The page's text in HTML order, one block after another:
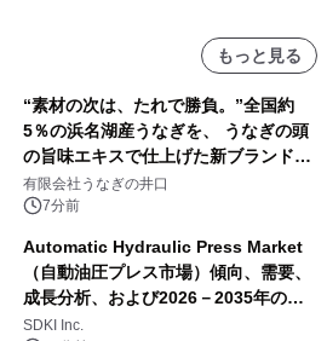
もっと見る
“素材の次は、たれで勝負。”全国約
5％の浜名湖産うなぎを、 うなぎの頭
の旨味エキスで仕上げた新ブランド
「井口の誉」誕生
有限会社うなぎの井口
7分前
Automatic Hydraulic Press Market
（自動油圧プレス市場）傾向、需要、
成長分析、および2026－2035年の予
測
SDKI Inc.